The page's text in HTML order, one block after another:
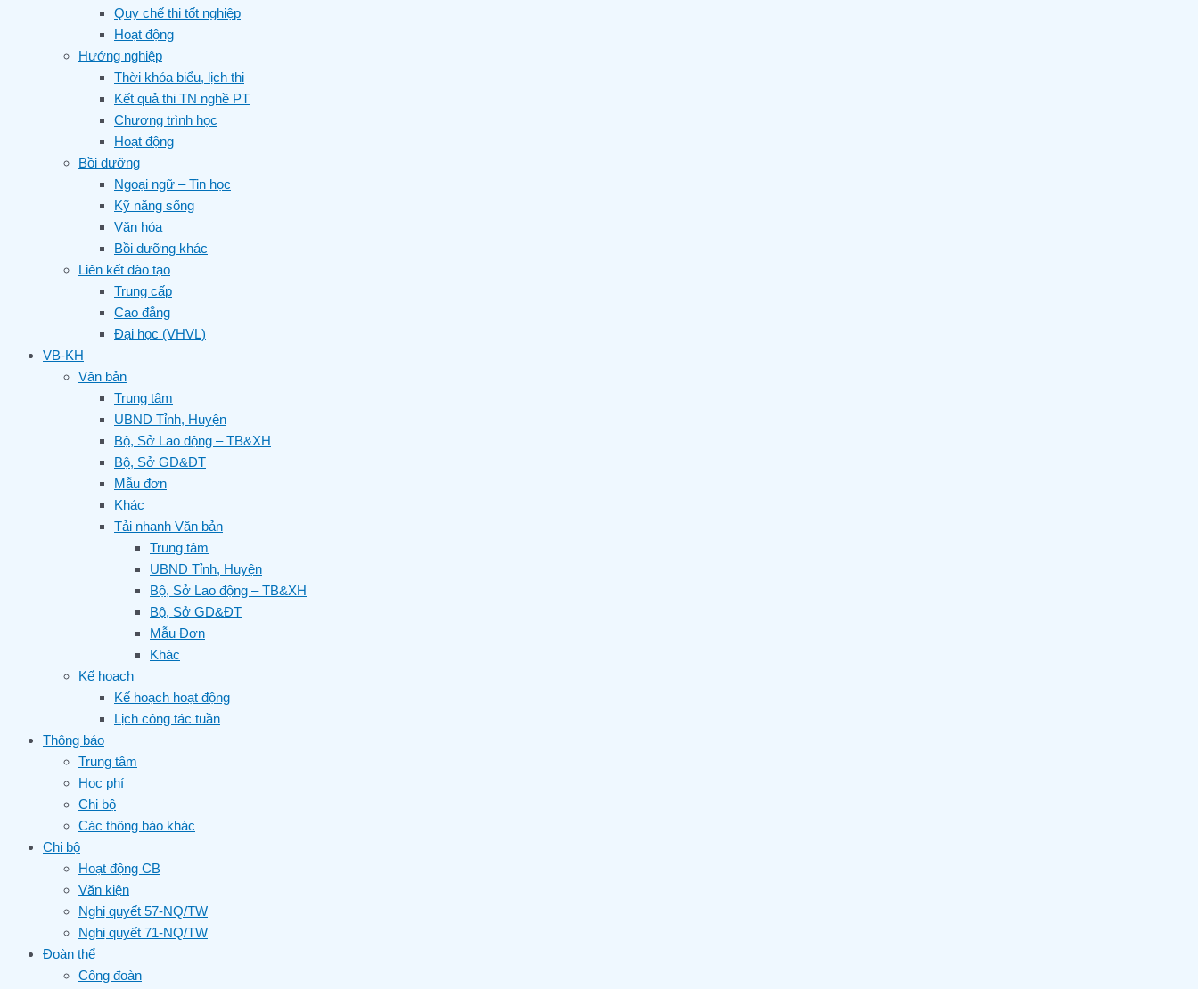
Quy chế thi tốt nghiệp
Hoạt động
Hướng nghiệp
Thời khóa biểu, lịch thi
Kết quả thi TN nghề PT
Chương trình học
Hoạt động
Bồi dưỡng
Ngoại ngữ – Tin học
Kỹ năng sống
Văn hóa
Bồi dưỡng khác
Liên kết đào tạo
Trung cấp
Cao đẳng
Đại học (VHVL)
VB-KH
Văn bản
Trung tâm
UBND Tỉnh, Huyện
Bộ, Sở Lao động – TB&XH
Bộ, Sở GD&ĐT
Mẫu đơn
Khác
Tải nhanh Văn bản
Trung tâm
UBND Tỉnh, Huyện
Bộ, Sở Lao động – TB&XH
Bộ, Sở GD&ĐT
Mẫu Đơn
Khác
Kế hoạch
Kế hoạch hoạt động
Lịch công tác tuần
Thông báo
Trung tâm
Học phí
Chi bộ
Các thông báo khác
Chi bộ
Hoạt động CB
Văn kiện
Nghị quyết 57-NQ/TW
Nghị quyết 71-NQ/TW
Đoàn thể
Công đoàn